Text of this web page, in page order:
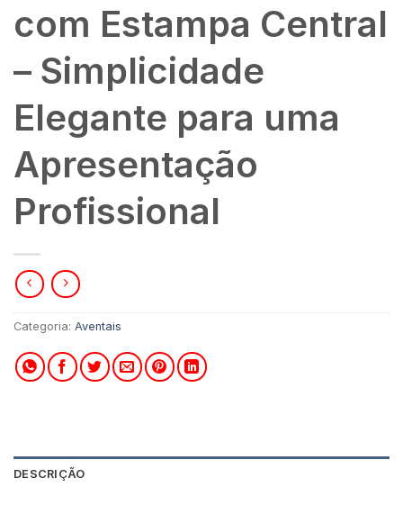
com Estampa Central
– Simplicidade
Elegante para uma
Apresentação
Profissional
Categoria: Aventais
DESCRIÇÃO